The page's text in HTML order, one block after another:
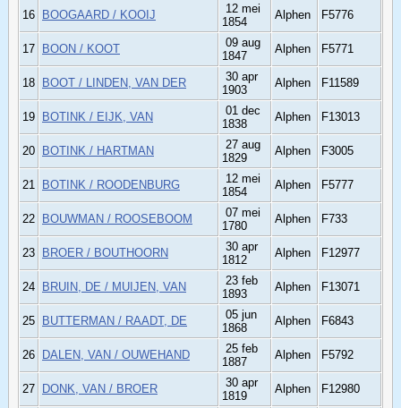
16 BOOGAARD / KOOIJ
12 mei
1854
Alphen F5776
17 BOON / KOOT
09 aug
1847
Alphen F5771
18 BOOT / LINDEN, VAN DER
30 apr
1903
Alphen F11589
19 BOTINK / EIJK, VAN
01 dec
1838
Alphen F13013
20 BOTINK / HARTMAN
27 aug
1829
Alphen F3005
21 BOTINK / ROODENBURG
12 mei
1854
Alphen F5777
22 BOUWMAN / ROOSEBOOM
07 mei
1780
Alphen F733
23 BROER / BOUTHOORN
30 apr
1812
Alphen F12977
24 BRUIN, DE / MUIJEN, VAN
23 feb
1893
Alphen F13071
25 BUTTERMAN / RAADT, DE
05 jun
1868
Alphen F6843
26 DALEN, VAN / OUWEHAND
25 feb
1887
Alphen F5792
27 DONK, VAN / BROER
30 apr
1819
Alphen F12980